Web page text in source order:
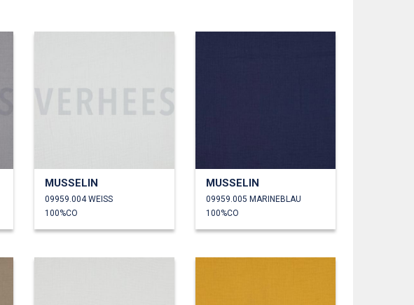
MUSSELIN
09959.004 WEISS
100%CO
MUSSELIN
09959.005 MARINEBLAU
100%CO